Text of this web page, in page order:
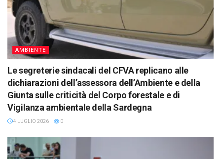
AMBIENTE
Le segreterie sindacali del CFVA replicano alle
dichiarazioni dell’assessora dell’Ambiente e della
Giunta sulle criticità del Corpo forestale e di
Vigilanza ambientale della Sardegna
4 LUGLIO 2026 0